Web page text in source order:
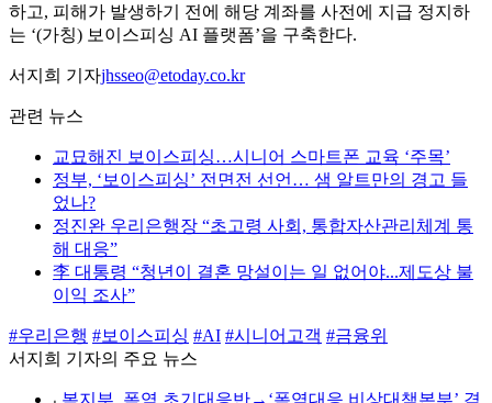
하고, 피해가 발생하기 전에 해당 계좌를 사전에 지급 정지하
는 ‘(가칭) 보이스피싱 AI 플랫폼’을 구축한다.
서지희 기자jhsseo@etoday.co.kr
관련 뉴스
교묘해진 보이스피싱…시니어 스마트폰 교육 ‘주목’
정부, ‘보이스피싱’ 전면전 선언… 샘 알트만의 경고 들
었나?
정진완 우리은행장 “초고령 사회, 통합자산관리체계 통
해 대응”
李 대통령 “청년이 결혼 망설이는 일 없어야...제도상 불
이익 조사”
#우리은행 #보이스피싱 #AI #시니어고객 #금융위
서지희 기자의 주요 뉴스